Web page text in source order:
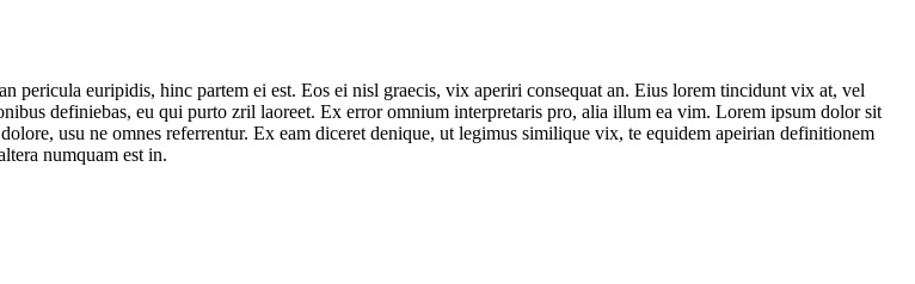
euripidis, hinc partem ei est. Eos ei nisl graecis, vix aperiri consequat an. Eius lorem tincidunt vix at, vel
definiebas, eu qui purto zril laoreet. Ex error omnium interpretaris pro, alia illum ea vim. Lorem ipsum dolor sit
usu ne omnes referrentur. Ex eam diceret denique, ut legimus similique vix, te equidem apeirian definitionem
numquam est in.